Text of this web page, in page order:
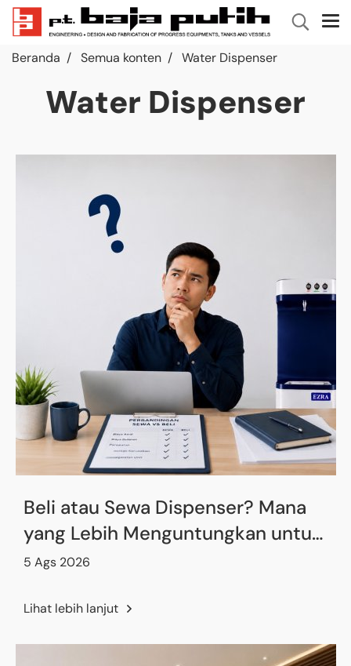
Beranda Semua konten Water Dispenser
Water Dispenser
Beli atau Sewa Dispenser? Mana
yang Lebih Menguntungkan untuk
Kantor Anda?
5 Ags 2026
Lihat lebih lanjut